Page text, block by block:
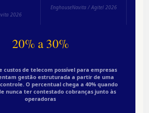
2026
EnghouseNavita / Agitel 2026
20% a 30%
custos de telecom possível para empresas
gestão estruturada a partir de uma
O percentual chega a 40% quando
nunca ter contestado cobranças junto às
operadoras